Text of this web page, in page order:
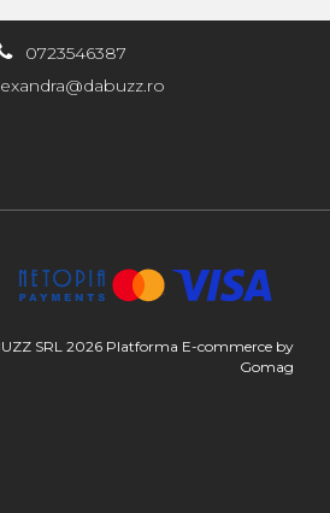
0723546387
SRL 2026 Platforma E-commerce by
Gomag